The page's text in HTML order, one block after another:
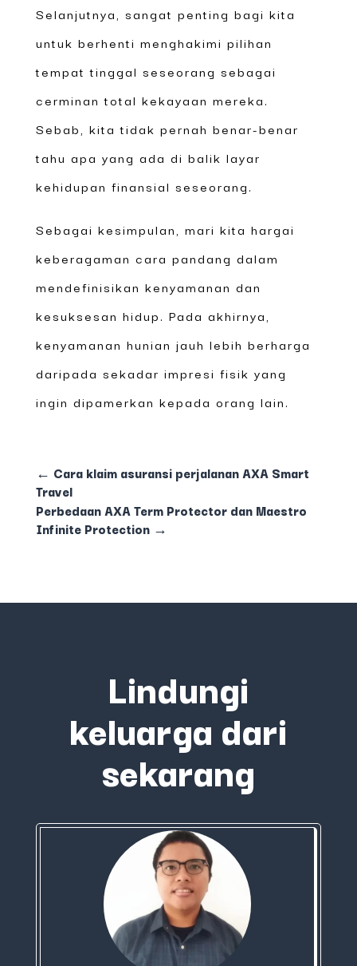
Selanjutnya, sangat penting bagi kita
untuk berhenti menghakimi pilihan
tempat tinggal seseorang sebagai
cerminan total kekayaan mereka.
Sebab, kita tidak pernah benar-benar
tahu apa yang ada di balik layar
kehidupan finansial seseorang.
Sebagai kesimpulan, mari kita hargai
keberagaman cara pandang dalam
mendefinisikan kenyamanan dan
kesuksesan hidup. Pada akhirnya,
kenyamanan hunian jauh lebih berharga
daripada sekadar impresi fisik yang
ingin dipamerkan kepada orang lain.
← Cara klaim asuransi perjalanan AXA Smart
Travel
Perbedaan AXA Term Protector dan Maestro
Infinite Protection→
Lindungi
keluarga dari
sekarang